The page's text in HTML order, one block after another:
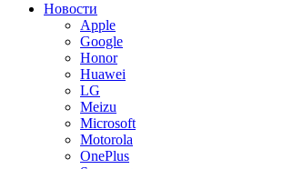
Новости
Apple
Google
Honor
Huawei
LG
Meizu
Microsoft
Motorola
OnePlus